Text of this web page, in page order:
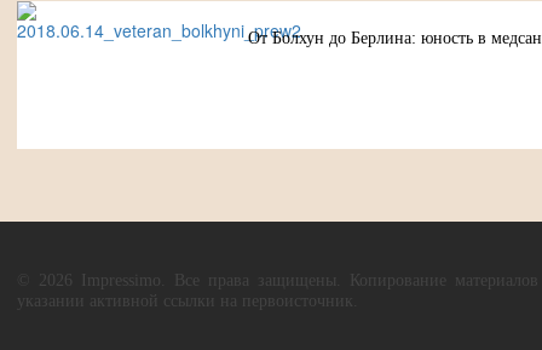
От Болхун до Берлина: юность в
© 2026 Impressimo. Все права защищены. Копирование
указании активной ссылки на первоисточник.